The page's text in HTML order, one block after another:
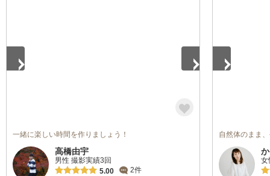
一緒に楽しい時間を作りましょう！
高橋由宇
男性 撮影実績3回
5.00
2件
自然体のまま
女